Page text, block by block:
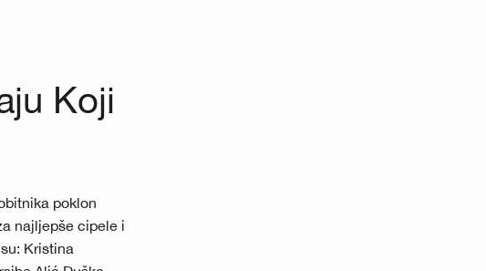
Koji
poklon
najljepše cipele i
Kristina